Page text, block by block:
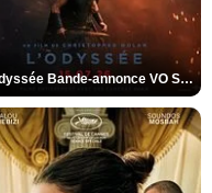
L'Odyssée Bande-annonce VO STFR